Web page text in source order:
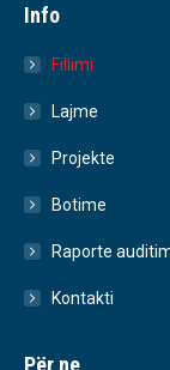
Info
Fillimi
Lajme
Projekte
Botime
Raporte
Kontakti
Për ne